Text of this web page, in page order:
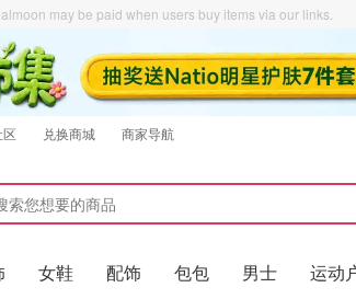
may be paid when users buy items via our links.
兑换商城 商家导航
女鞋 配饰 包包 男士 运动